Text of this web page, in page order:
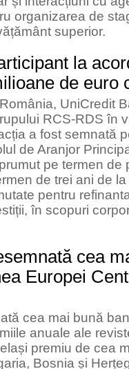
organizarea de
superior.
la
de euro
UniCredit
RCS-RDS în
a fost semnată
de Aranjor
pe termen de
de trei ani de
pentru
în scopuri
cea
Europei
cea mai bună
anuale ale
premiu de cea
Bosnia și